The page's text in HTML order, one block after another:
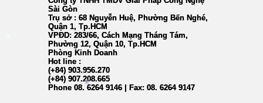
Sài Gòn
Trụ sở : 68 Nguyễn Huệ, Phường Bến Nghé,
Quận 1, Tp.HCM
VPĐD: 283/66, Cách Mạng Tháng Tám,
Phường 12, Quận 10, Tp.HCM
Phòng Kinh Doanh
Hot line :
(+84) 903.956.270
(+84) 907.208.665
Phone 08. 6264 9146 | Fax: 08. 6264 9147